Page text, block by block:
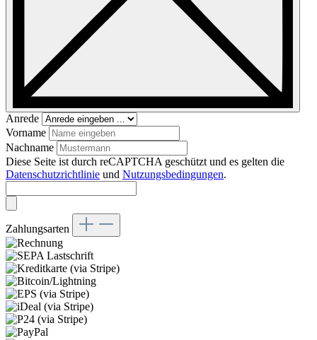
Anrede
Vorname
Nachname
Diese Seite ist durch reCAPTCHA geschützt und es gelten die
Datenschutzrichtlinie und Nutzungsbedingungen.
Zahlungsarten